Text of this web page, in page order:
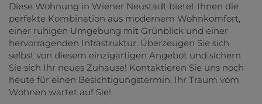
Diese Wohnung in Wiener Neustadt bietet Ihnen die
perfekte Kombination aus modernem Wohnkomfort,
einer ruhigen Umgebung mit Grünblick und einer
hervorragenden Infrastruktur. Überzeugen Sie sich
selbst von diesem einzigartigen Angebot und sichern
Sie sich Ihr neues Zuhause! Kontaktieren Sie uns noch
heute für einen Besichtigungstermin. Ihr Traum vom
Wohnen wartet auf Sie!